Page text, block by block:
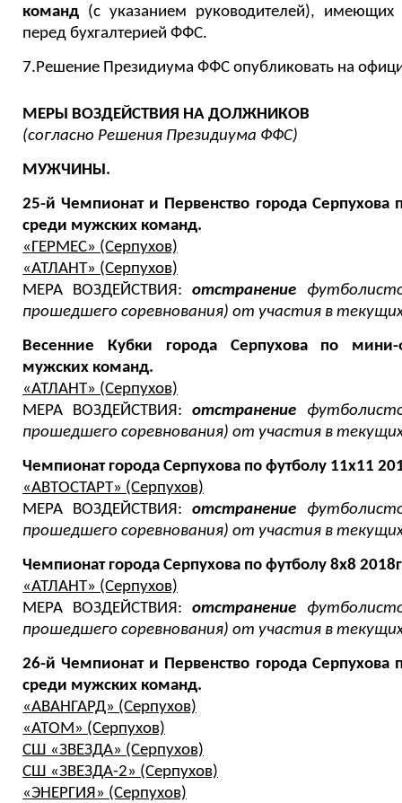
команд (с указанием руководителей),
перед бухгалтерией ФФС.
7.Решение Президиума ФФС опубликовать на
МЕРЫ ВОЗДЕЙСТВИЯ НА ДОЛЖНИКОВ
(согласно Решения Президиума ФФС)
МУЖЧИНЫ.
25-й Чемпионат и Первенство города Серпухова
среди мужских команд.
«ГЕРМЕС» (Серпухов)
«АТЛАНТ» (Серпухов)
МЕРА ВОЗДЕЙСТВИЯ:отстранение
прошедшего соревнования) от участия в
Весенние Кубки города Серпухова по мини-
мужских команд.
«АТЛАНТ» (Серпухов)
МЕРА ВОЗДЕЙСТВИЯ:отстранение
прошедшего соревнования) от участия в
Чемпионат города Серпухова по футболу 11х11
«АВТОСТАРТ» (Серпухов)
МЕРА ВОЗДЕЙСТВИЯ:отстранение
прошедшего соревнования) от участия в
Чемпионат города Серпухова по футболу 8х8
«АТЛАНТ» (Серпухов)
МЕРА ВОЗДЕЙСТВИЯ:отстранение
прошедшего соревнования) от участия в
26-й Чемпионат и Первенство города Серпухова
среди мужских команд.
«АВАНГАРД» (Серпухов)
«АТОМ» (Серпухов)
СШ «ЗВЕЗДА» (Серпухов)
СШ «ЗВЕЗДА-2» (Серпухов)
«ЭНЕРГИЯ» (Серпухов)